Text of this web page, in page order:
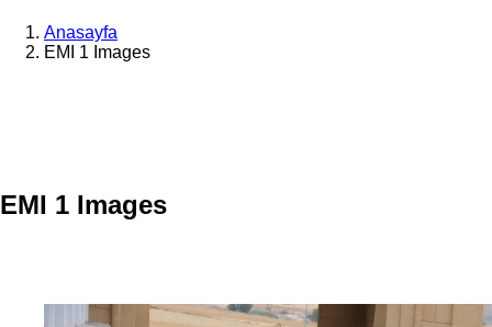
Anasayfa
EMI 1 Images
EMI 1 Images